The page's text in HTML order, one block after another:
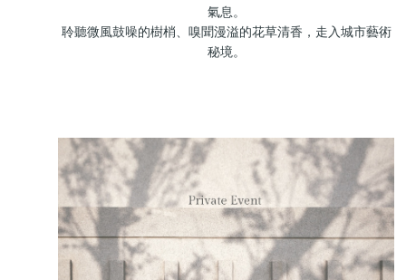
氣息。
聆聽微風鼓噪的樹梢、嗅聞漫溢的花草清香，走入城市藝術
秘境。